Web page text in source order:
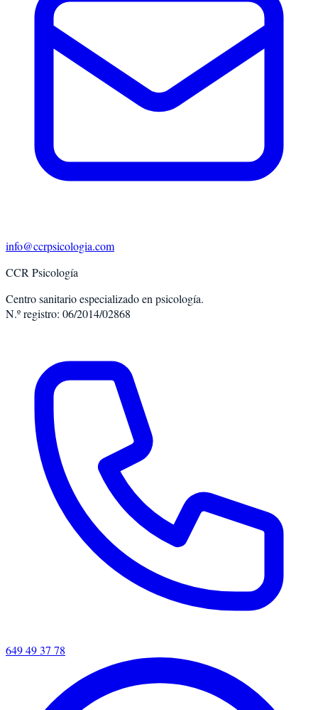
info@ccrpsicologia.com
CCR Psicología
Centro sanitario especializado en psicología.
N.º registro: 06/2014/02868
649 49 37 78